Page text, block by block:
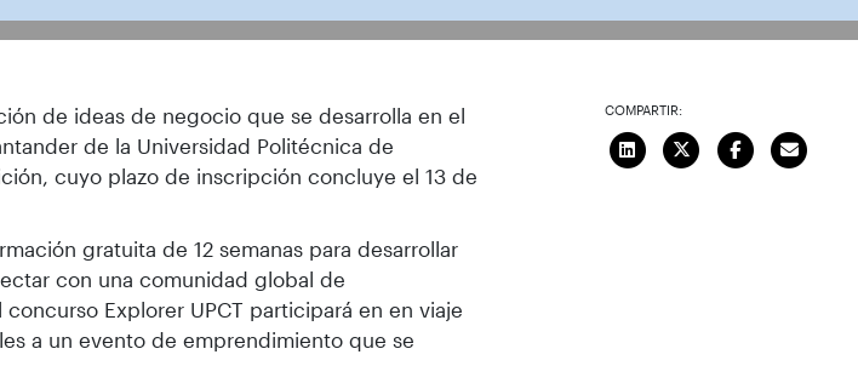
de ideas de negocio que se desarrolla en el
de la Universidad Politécnica de
cuyo plazo de inscripción concluye el 13 de
gratuita de 12 semanas para desarrollar
con una comunidad global de
Explorer UPCT participará en en viaje
a un evento de emprendimiento que se
COMPARTIR: